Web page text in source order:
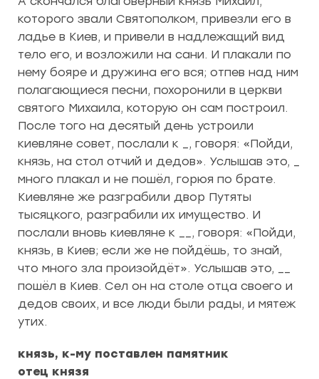
которого звали Святополком, привезли его в
ладье в Киев, и привели в надлежащий вид
тело его, и возложили на сани. И плакали по
нему бояре и дружина его вся; отпев над ним
полагающиеся песни, похоронили в церкви
святого Михаила, которую он сам построил.
После того на десятый день устроили
киевляне совет, послали к _, говоря: «Пойди,
князь, на стол отчий и дедов». Услышав это, _
много плакал и не пошёл, горюя по брате.
Киевляне же разграбили двор Путяты
тысяцкого, разграбили их имущество. И
послали вновь киевляне к __, говоря: «Пойди,
князь, в Киев; если же не пойдёшь, то знай,
что много зла произойдёт». Услышав это, __
пошёл в Киев. Сел он на столе отца своего и
дедов своих, и все люди были рады, и мятеж
утих.
князь, к-му поставлен памятник
отец князя